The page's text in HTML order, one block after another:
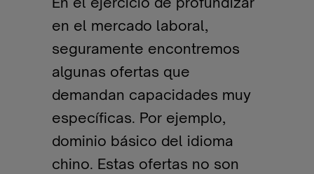
en el mercado laboral,
seguramente encontremos
algunas ofertas que
demandan capacidades muy
específicas. Por ejemplo,
dominio básico del idioma
chino. Estas ofertas no son